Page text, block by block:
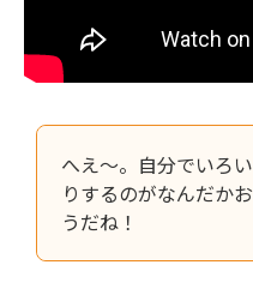
へえ～。自分でいろ
りするのがなんだか
うだね！